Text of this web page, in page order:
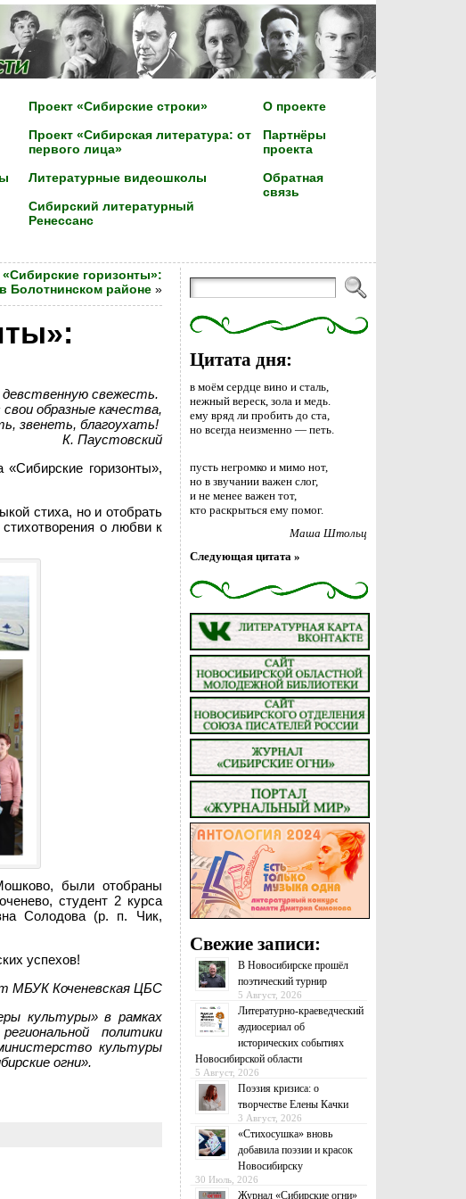
Проект «Сибирские строки»
Проект «Сибирская литература: от
первого лица»
Литературные видеошколы
Сибирский литературный
Ренессанс
О проекте
Партнёры
проекта
Обратная
связь
горизонты»:
Болотнинском районе»
свежесть.
образные качества,
звенеть, благоухать!
К. Паустовский
горизонты»,
стиха, но и отобрать
о любви к
были отобраны
студент 2 курса
Солодова (р. п. Чик,
успехов!
МБУК Коченевская ЦБС
культуры» в рамках
политики
культуры
огни».
Цитата дня:
в моём сердце вино и сталь,
нежный вереск, зола и медь.
ему вряд ли пробить до ста,
но всегда неизменно — петь.
пусть негромко и мимо нот,
но в звучании важен слог,
и не менее важен тот,
кто раскрыться ему помог.
Маша Штольц
Следующая цитата »
Свежие записи:
В Новосибирске прошёл
поэтический турнир
5 Август, 2026
Литературно-краеведческий
аудиосериал об
исторических событиях
Новосибирской области
5 Август, 2026
Поэзия кризиса: о
творчестве Елены Качки
3 Август, 2026
«Стихосушка» вновь
добавила поэзии и красок
Новосибирску
30 Июль, 2026
Журнал «Сибирские огни»